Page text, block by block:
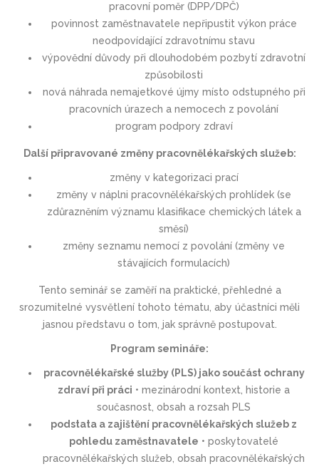
pracovní poměr (DPP/DPČ)
povinnost zaměstnavatele nepřipustit výkon práce
neodpovídající zdravotnímu stavu
výpovědní důvody při dlouhodobém pozbytí zdravotní
způsobilosti
nová náhrada nemajetkové újmy místo odstupného při
pracovních úrazech a nemocech z povolání
program podpory zdraví
Další připravované změny pracovnělékařských služeb:
změny v kategorizaci prací
změny v náplni pracovnělékařských prohlídek (se
zdůrazněním významu klasifikace chemických látek a
směsí)
změny seznamu nemocí z povolání (změny ve
stávajících formulacích)
Tento seminář se zaměří na praktické, přehledné a
srozumitelné vysvětlení tohoto tématu, aby účastníci měli
jasnou představu o tom, jak správně postupovat.
Program semináře:
pracovnělékařské služby (PLS) jako součást ochrany
zdraví při práci • mezinárodní kontext, historie a
současnost, obsah a rozsah PLS
podstata a zajištění pracovnělékařských služeb z
pohledu zaměstnavatele • poskytovatelé
pracovnělékařských služeb, obsah pracovnělékařských